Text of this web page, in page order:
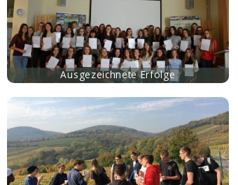
Ausgezeichnete Erfolge